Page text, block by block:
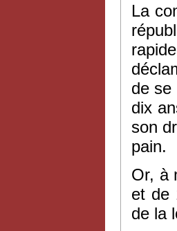
La
de se
dix
son
pain.
Or, à
et de
de la